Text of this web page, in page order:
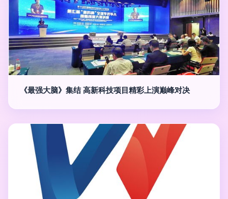
《最强大脑》集结 高新科技项目精彩上演巅峰对决